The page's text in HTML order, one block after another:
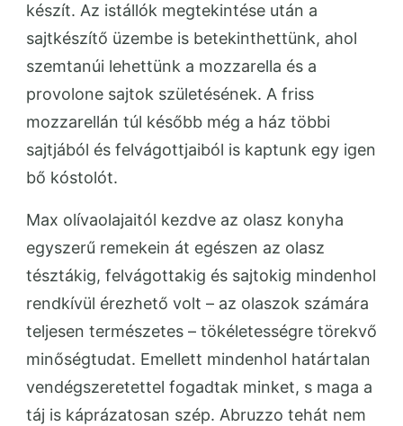
készít. Az istállók megtekintése után a
sajtkészítő üzembe is betekinthettünk, ahol
szemtanúi lehettünk a mozzarella és a
provolone sajtok születésének. A friss
mozzarellán túl később még a ház többi
sajtjából és felvágottjaiból is kaptunk egy igen
bő kóstolót.
Max olívaolajaitól kezdve az olasz konyha
egyszerű remekein át egészen az olasz
tésztákig, felvágottakig és sajtokig mindenhol
rendkívül érezhető volt – az olaszok számára
teljesen természetes – tökéletességre törekvő
minőségtudat. Emellett mindenhol határtalan
vendégszeretettel fogadtak minket, s maga a
táj is káprázatosan szép. Abruzzo tehát nem